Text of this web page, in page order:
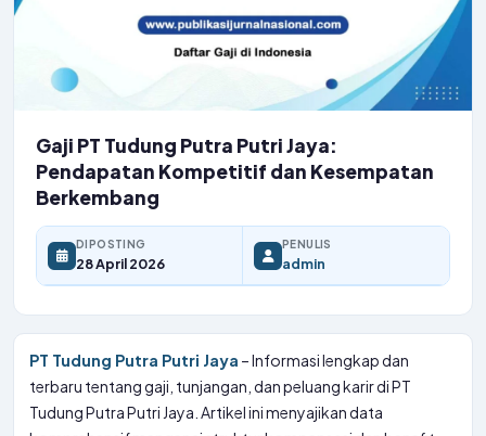
Gaji PT Tudung Putra Putri Jaya:
Pendapatan Kompetitif dan Kesempatan
Berkembang
DIPOSTING
28 April 2026
PENULIS
admin
PT Tudung Putra Putri Jaya – Informasi lengkap dan
terbaru tentang gaji, tunjangan, dan peluang karir di PT
Tudung Putra Putri Jaya. Artikel ini menyajikan data